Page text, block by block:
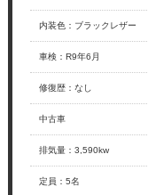
内装色 ： ブラックレザー
車検 ： R9年6月
修復歴： なし
中古車
排気量： 3,590kw
定員 ： 5名